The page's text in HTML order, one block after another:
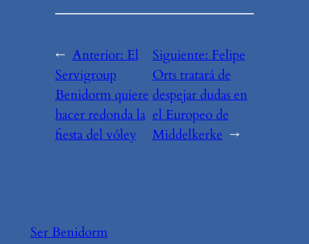
← Anterior: El
Servigroup
Benidorm quiere
hacer redonda la
fiesta del vóley
Siguiente: Felipe
Orts tratará de
despejar dudas en
el Europeo de
Middelkerke →
Ser Benidorm